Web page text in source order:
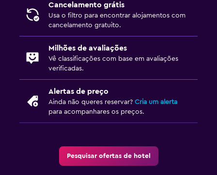
Cancelamento grátis
Usa o filtro para encontrar alojamentos com
cancelamento gratuito.
Milhões de avaliações
Vê classificações com base em avaliações
verificadas.
Alertas de preço
Ainda não queres reservar? Cria um alerta
para acompanhares os preços.
Pesquisar ofertas de hotel